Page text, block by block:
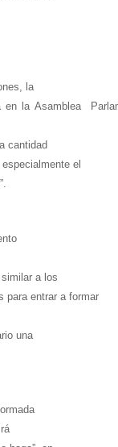
la
la Asamblea
cantidad
el
a los
para entrar a formar
una